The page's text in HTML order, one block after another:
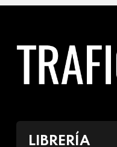
LIBRERÍA